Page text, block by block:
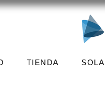
TIENDA